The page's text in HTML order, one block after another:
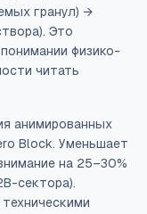
гранул) →
Это
физико-
читать
анимированных
Block. Уменьшает
на 25–30%
сектора).